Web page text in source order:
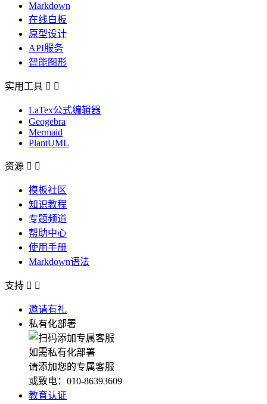
Markdown
在线白板
原型设计
API服务
智能图形
实用工具  
LaTex公式编辑器
Geogebra
Mermaid
PlantUML
资源  
模板社区
知识教程
专题频道
帮助中心
使用手册
Markdown语法
支持  
邀请有礼
私有化部署
如需私有化部署
请添加您的专属客服
或致电：010-86393609
教育认证